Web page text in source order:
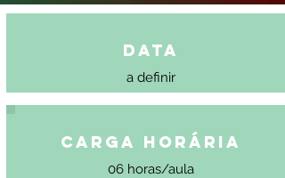
Data
a definir
Carga Horária
06 horas/aula